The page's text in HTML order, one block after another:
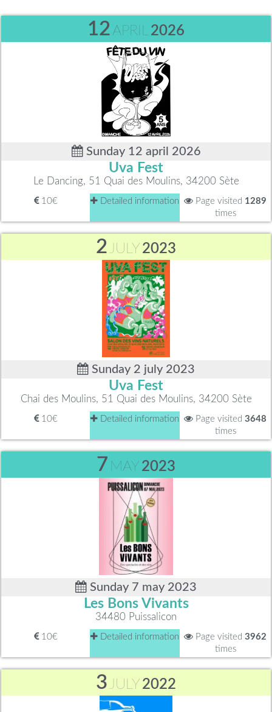
12APRIL 2026
Sunday 12 april 2026
Uva Fest
Le Dancing, 51 Quai des Moulins, 34200 Sète
10€ Detailed information Page visited 1289
times
2JULY 2023
Sunday 2 july 2023
Uva Fest
Chai des Moulins, 51 Quai des Moulins, 34200 Sète
10€ Detailed information Page visited 3648
times
7 MAY 2023
Sunday 7 may 2023
Les Bons Vivants
34480 Puissalicon
10€ Detailed information Page visited 3962
times
3JULY 2022